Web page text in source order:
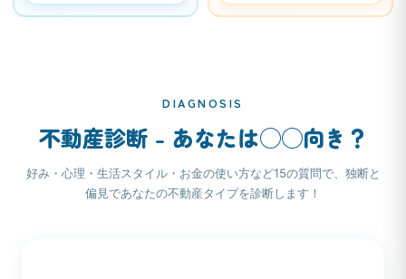
DIAGNOSIS
不動産診断 - あなたは◯◯向き？
好み・心理・生活スタイル・お金の使い方など15の質問で、独断と
偏見であなたの不動産タイプを診断します！